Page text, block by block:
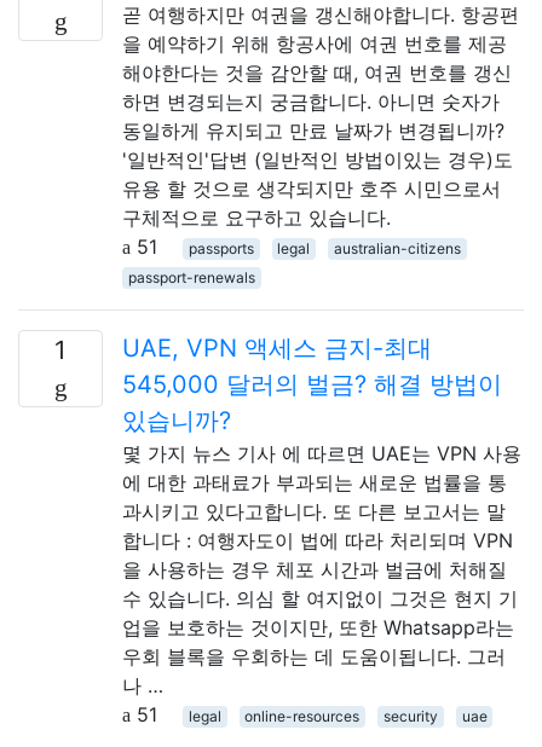
곧 여행하지만 여권을 갱신해야합니다. 항공편
을 예약하기 위해 항공사에 여권 번호를 제공
해야한다는 것을 감안할 때, 여권 번호를 갱신
하면 변경되는지 궁금합니다. 아니면 숫자가
동일하게 유지되고 만료 날짜가 변경됩니까?
'일반적인'답변 (일반적인 방법이있는 경우)도
유용 할 것으로 생각되지만 호주 시민으로서
구체적으로 요구하고 있습니다.
51
passports legal
australian-citizens
passport-renewals
1
UAE, VPN 액세스 금지-최대
545,000 달러의 벌금? 해결 방법이
있습니까?
몇 가지 뉴스 기사 에 따르면 UAE는 VPN 사용
에 대한 과태료가 부과되는 새로운 법률을 통
과시키고 있다고합니다. 또 다른 보고서는 말
합니다 : 여행자도이 법에 따라 처리되며 VPN
을 사용하는 경우 체포 시간과 벌금에 처해질
수 있습니다. 의심 할 여지없이 그것은 현지 기
업을 보호하는 것이지만, 또한 Whatsapp라는
우회 블록을 우회하는 데 도움이됩니다. 그러
나 …
51
legal online-resources security uae